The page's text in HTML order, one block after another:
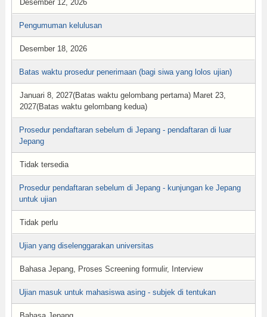
Desember 12, 2026
Pengumuman kelulusan
Desember 18, 2026
Batas waktu prosedur penerimaan (bagi siwa yang lolos ujian)
Januari 8, 2027(Batas waktu gelombang pertama) Maret 23,
2027(Batas waktu gelombang kedua)
Prosedur pendaftaran sebelum di Jepang - pendaftaran di luar
Jepang
Tidak tersedia
Prosedur pendaftaran sebelum di Jepang - kunjungan ke Jepang
untuk ujian
Tidak perlu
Ujian yang diselenggarakan universitas
Bahasa Jepang, Proses Screening formulir, Interview
Ujian masuk untuk mahasiswa asing - subjek di tentukan